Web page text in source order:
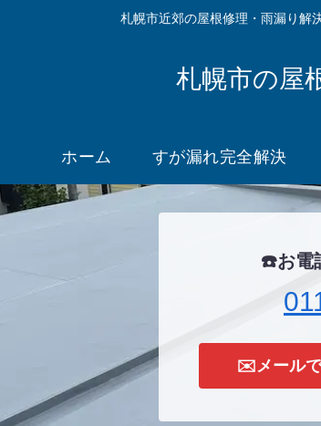
札幌市近郊の屋根修理・雨漏り解
札幌市の屋
ホーム すが漏れ完全解決
☎️お電
✉️メールで